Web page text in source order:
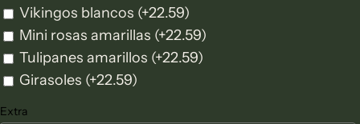
Vikingos blancos (+22.59)
Mini rosas amarillas (+22.59)
Tulipanes amarillos (+22.59)
Girasoles (+22.59)
Extra